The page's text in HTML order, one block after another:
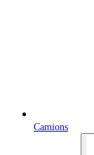
Camions